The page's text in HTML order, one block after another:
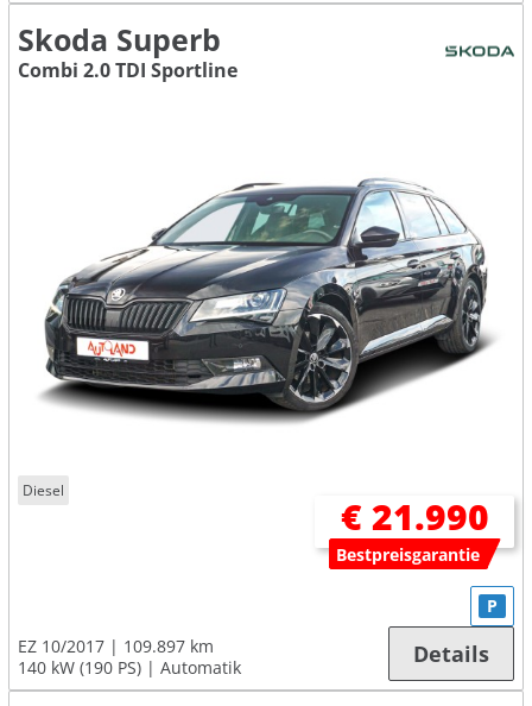
Skoda Superb
Combi 2.0 TDI Sportline
Diesel
€ 21.990
Bestpreisgarantie
EZ 10/2017
109.897 km
140 kW (190 PS)
Automatik
P
Details